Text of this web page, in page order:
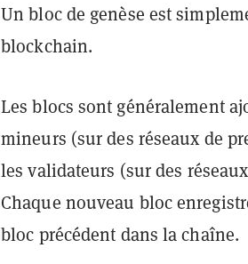
Un bloc de genèse est
blockchain.
Les blocs sont généralement
mineurs (sur des réseaux de
les validateurs (sur des
Chaque nouveau bloc
bloc précédent dans la chaîne.